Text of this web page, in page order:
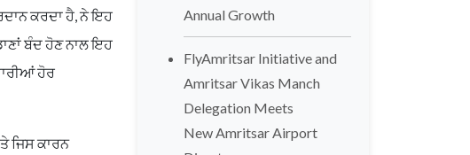
ਕਰਦਾ ਹੈ, ਨੇ ਇਹ
ਬੰਦ ਹੋਣ ਨਾਲ ਇਹ
ਹੋਰ
ਜਿਸ ਕਾਰਨ
Annual Growth
FlyAmritsar Initiative and
Amritsar Vikas Manch
Delegation Meets
New Amritsar Airport